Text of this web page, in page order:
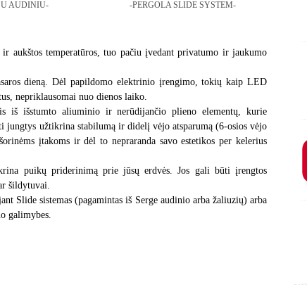
AUDINIU- -PERGOLA SLIDE SYSTEM-
aukštos temperatūros, tuo pačiu įvedant privatumo ir jaukumo
dieną. Dėl papildomo elektrinio įrengimo, tokių kaip LED
nepriklausomai nuo dienos laiko.
iš išstumto aliuminio ir nerūdijančio plieno elementų, kurie
užtikrina stabilumą ir didelį vėjo atsparumą (6-osios vėjo
įtakoms ir dėl to nepraranda savo estetikos per kelerius
puikų priderinimą prie jūsų erdvės. Jos gali būti įrengtos
šildytuvai.
Slide sistemas (pagamintas iš Serge audinio arba žaliuzių) arba
galimybes.